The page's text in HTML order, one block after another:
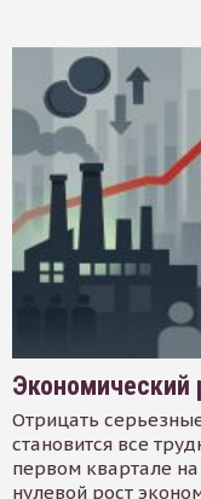
Экономический
Отрицать
становится все
первом квартале
нулевой рост